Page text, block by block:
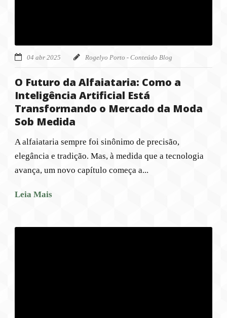
04 abr 2025 Rogelyo Porto - Conteúdo Blog
O Futuro da Alfaiataria: Como a
Inteligência Artificial Está
Transformando o Mercado da Moda
Sob Medida
A alfaiataria sempre foi sinônimo de precisão,
elegância e tradição. Mas, à medida que a tecnologia
avança, um novo capítulo começa a...
Leia Mais